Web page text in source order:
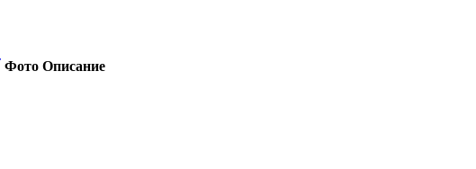
Фото Описание